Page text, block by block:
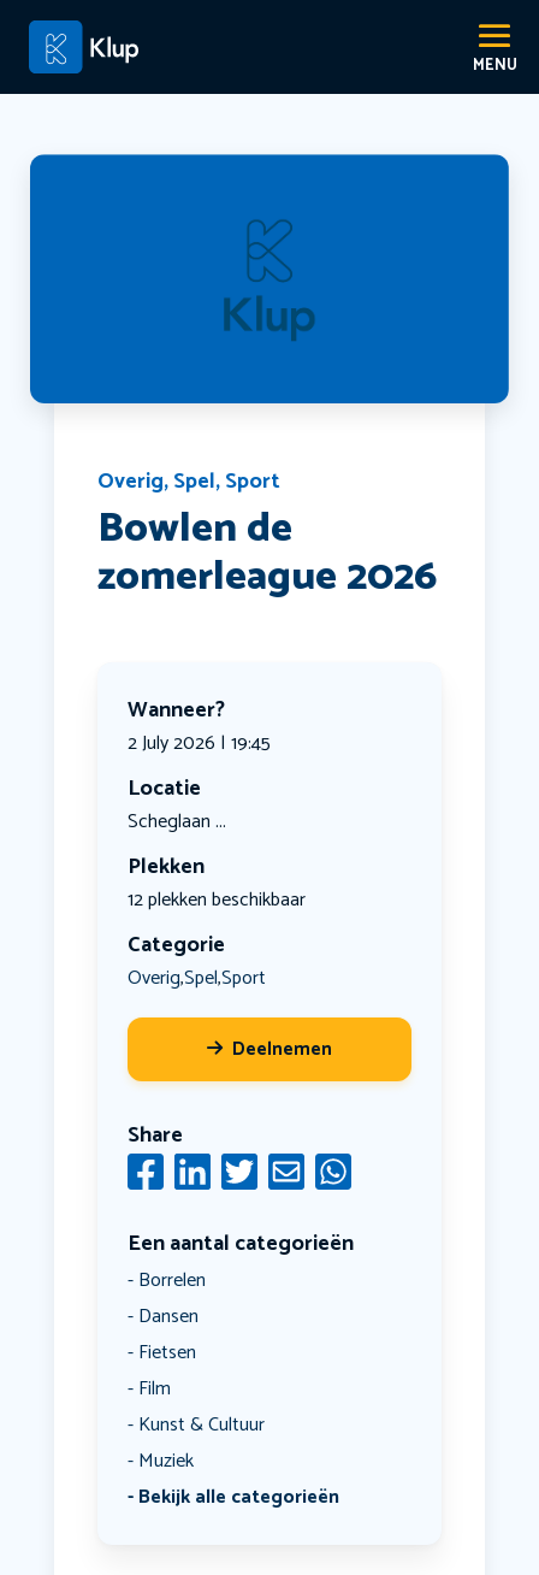
Overig,Spel,Sport
Bowlen de
zomerleague 2026
Wanneer?
2 July 2026 | 19:45
Locatie
Scheglaan ...
Plekken
12 plekken beschikbaar
Categorie
Overig,Spel,Sport
Deelnemen
Share
Een aantal categorieën
Borrelen
Dansen
Fietsen
Film
Kunst & Cultuur
Muziek
Bekijk alle categorieën